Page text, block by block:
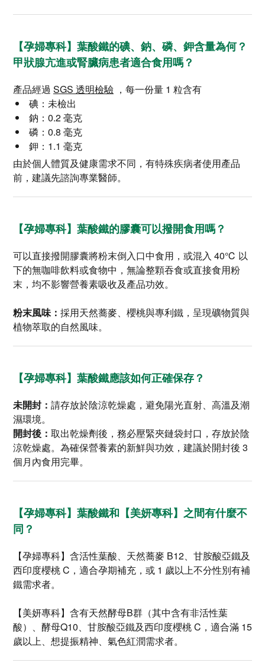
【孕婦專科】葉酸鐵的碘、鈉、磷、鉀含量為何？
甲狀腺亢進或腎臟病患者適合食用嗎？
產品經過 SGS 透明檢驗 ，每一份量 1 粒含有
碘：未檢出
鈉：0.2 毫克
磷：0.8 毫克
鉀：1.1 毫克
由於個人體質及健康需求不同，有特殊疾病者使用產品
前，建議先諮詢專業醫師。
【孕婦專科】葉酸鐵的膠囊可以撥開食用嗎？
可以直接撥開膠囊將粉末倒入口中食用，或混入 40℃ 以
下的無咖啡飲料或食物中，無論整顆吞食或直接食用粉
末，均不影響營養素吸收及產品功效。
粉末風味： 採用天然蕎麥、櫻桃與專利鐵，呈現礦物質與
植物萃取的自然風味。
【孕婦專科】葉酸鐵應該如何正確保存？
未開封： 請存放於陰涼乾燥處，避免陽光直射、高溫及潮
濕環境。
開封後： 取出乾燥劑後，務必壓緊夾鏈袋封口，存放於陰
涼乾燥處。為確保營養素的新鮮與功效，建議於開封後 3
個月內食用完畢。
【孕婦專科】葉酸鐵和【美妍專科】之間有什麼不
同？
【孕婦專科】含活性葉酸、天然蕎麥 B12、甘胺酸亞鐵及
西印度櫻桃 C，適合孕期補充，或 1 歲以上不分性別有補
鐵需求者。
【美妍專科】含有天然酵母B群（其中含有非活性葉
酸）、酵母Q10、甘胺酸亞鐵及西印度櫻桃 C，適合滿 15
歲以上、想提振精神、氣色紅潤需求者。